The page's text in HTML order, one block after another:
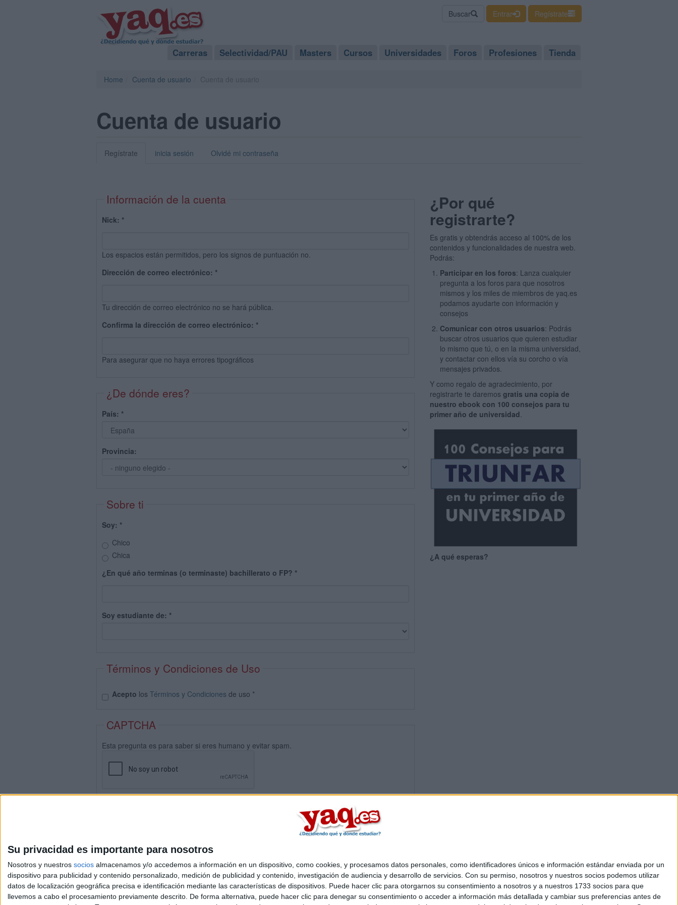
Su privacidad es importante para nosotros
Nosotros y nuestros socios almacenamos y/o accedemos a información en un dispositivo, como cookies, y procesamos datos personales, como identificadores únicos e información estándar enviada por un
dispositivo para publicidad y contenido personalizado, medición de publicidad y contenido, investigación de audiencia y desarrollo de servicios. Con su permiso, nosotros y nuestros socios podemos utilizar
datos de localización geográfica precisa e identificación mediante las características de dispositivos. Puede hacer clic para otorgarnos su consentimiento a nosotros y a nuestros 1733 socios para que
llevemos a cabo el procesamiento previamente descrito. De forma alternativa, puede hacer clic para denegar su consentimiento o acceder a información más detallada y cambiar sus preferencias antes de
Buscar Entrar Regístrate
Carreras Selectividad/PAU Masters Cursos Universidades Foros Profesiones Tienda
Home Cuenta de usuario
Cuenta de usuario
Regístrate inicia sesión Olvidé mi contraseña
Información de la cuenta
Nick: *
Los espacios están permitidos, pero los signos de puntuación no.
Dirección de correo electrónico: *
Tu dirección de correo electrónico no se hará pública.
Confirma la dirección de correo electrónico: *
Para asegurar que no haya errores tipográficos
¿De dónde eres?
País: *
Provincia:
Sobre ti
Soy: *
Chico
Chica
¿En qué año terminas (o terminaste) bachillerato o FP? *
Soy estudiante de: *
Términos y Condiciones de Uso
Acepto los Términos y Condiciones de uso *
CAPTCHA
Esta pregunta es para saber si eres humano y evitar spam.
¿Por qué
registrarte?
Es gratis y obtendrás acceso al 100% de los
contenidos y funcionalidades de nuestra web.
Podrás:
Participar en los foros: Lanza cualquier
pregunta a los foros para que nosotros
mismos y los miles de miembros de yaq.es
podamos ayudarte con información y
consejos
Comunicar con otros usuarios: Podrás
buscar otros usuarios que quieren estudiar
lo mismo que tú, o en la misma universidad,
y contactar con ellos vía su corcho o vía
mensajes privados.
Y como regalo de agradecimiento, por
registrarte te daremosgratis una copia de
nuestro ebook con 100 consejos para tu
primer año de universidad.
¿A qué esperas?
Quiénes somos |Contactar| Anúnciate
Aviso legal|Politica de privacidad|Condiciones generales|Política de cookies